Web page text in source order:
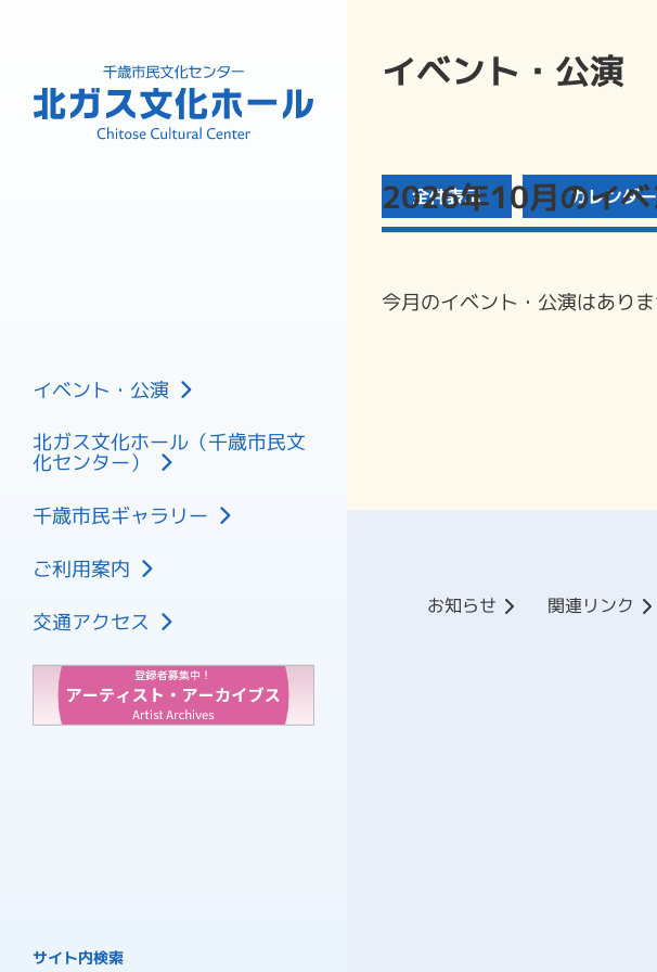
イベント・公演
北ガス文化ホール（千歳市民文
化センター）
千歳市民ギャラリー
ご利用案内
交通アクセス
サイト内検索
主催公演
催し
プラネタリウム
2026年8月
2026年9月
2026年11月
2026年12月
フロアマップ
中ホール
控室
その他諸室
喫茶 ピアハーブ
フロアマップ
展示ホール2
研修室
利用の申し込み
文化センター施設利用料金
ギャラリー利用料金
施設の空き状況
資料ダウンロード
イベント・公演
2026年10月のイベ
全件表示 カレンダ
今月のイベント・公演はありま
お知らせ 関連リンク